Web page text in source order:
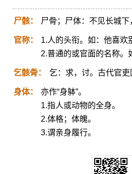
尸骸： 尸骨；尸体：不见长城
官称：
1.人的头衔。如：他喜欢
2.普通的或官面的名称。
乞骸骨： 乞：求，讨。古代官吏
身体：
亦作“身躰”。
1.指人或动物的全身。
2.体格；体魄。
3.谓亲身履行。